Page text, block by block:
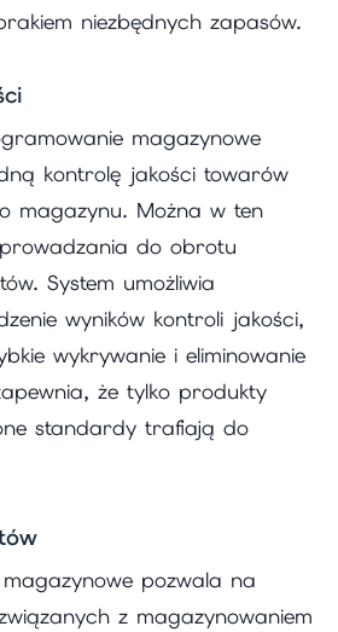
niezbędnych zapasów.
magazynowe
kontrolę jakości towarów
magazynu. Można w ten
do obrotu
System umożliwia
wyników kontroli jakości,
wykrywanie i eliminowanie
że tylko produkty
standardy trafiają do
pozwala na
z magazynowaniem